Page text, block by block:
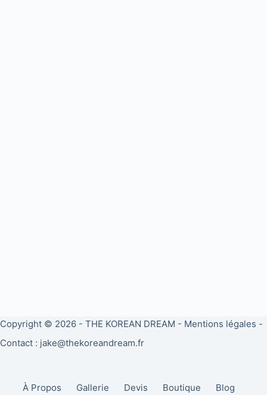
Copyright © 2026 - THE KOREAN DREAM - Mentions légales -
Contact : jake@thekoreandream.fr
À Propos Gallerie Devis Boutique Blog